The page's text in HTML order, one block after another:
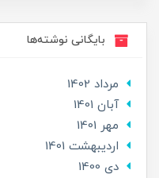
بایگانی نوشته‌ها
مرداد 1402
آبان 1401
مهر 1401
ارديبهشت 1401
دی 1400